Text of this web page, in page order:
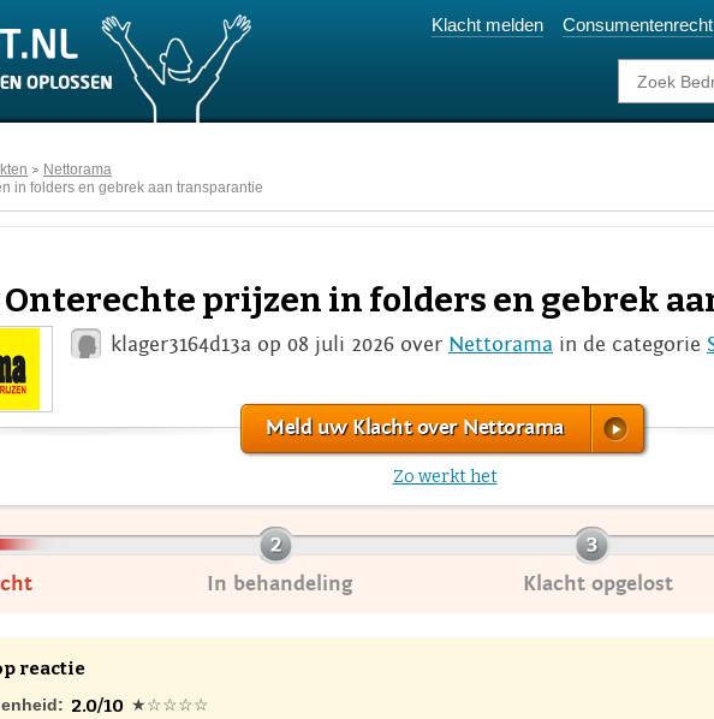
Klacht melden Consumentenrecht
Nettorama
in folders en gebrek aan transparantie
prijzen in folders en gebrek
klager3164d13a op 08 juli 2026 over Nettorama in de categorie
Meld uw Klacht over Nettorama
Zo werkt het
In behandeling Klacht opgelost
reactie
2.0/10 ★☆☆☆☆